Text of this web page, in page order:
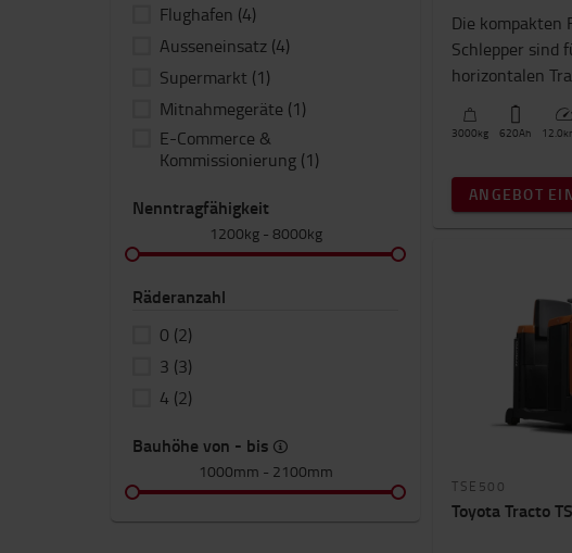
Flughafen (4)
Ausseneinsatz (4)
Supermarkt (1)
Mitnahmegeräte (1)
E-Commerce &
Kommissionierung (1)
Nenntragfähigkeit
1200kg- 8000kg
Räderanzahl
0 (2)
3 (3)
4 (2)
Bauhöhe von - bis
1000mm - 2100mm
Die kompakten
Schlepper sind
horizontalen
3000kg 620Ah 12.0
ANGEBOT
TSE500
Toyota Tracto